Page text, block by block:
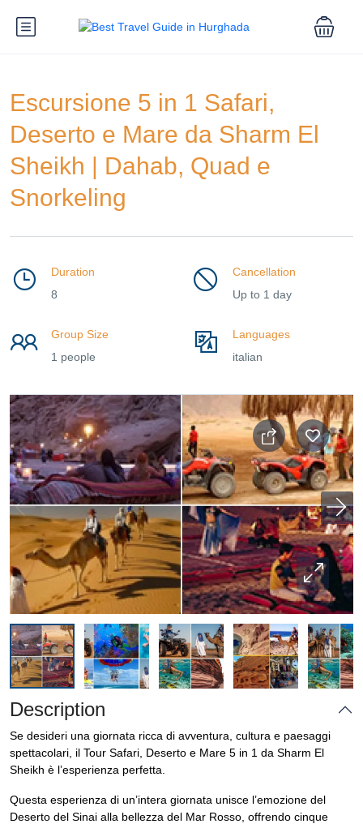
Escursione 5 in 1 Safari,
Deserto e Mare da Sharm El
Sheikh | Dahab, Quad e
Snorkeling
Duration
8
Cancellation
Up to 1 day
Group Size
1 people
Languages
italian
Description
Se desideri una giornata ricca di avventura, cultura e paesaggi
spettacolari, il Tour Safari, Deserto e Mare 5 in 1 da Sharm El
Sheikh è l’esperienza perfetta.
Questa esperienza di un’intera giornata unisce l’emozione del
Deserto del Sinai alla bellezza del Mar Rosso, offrendo cinque